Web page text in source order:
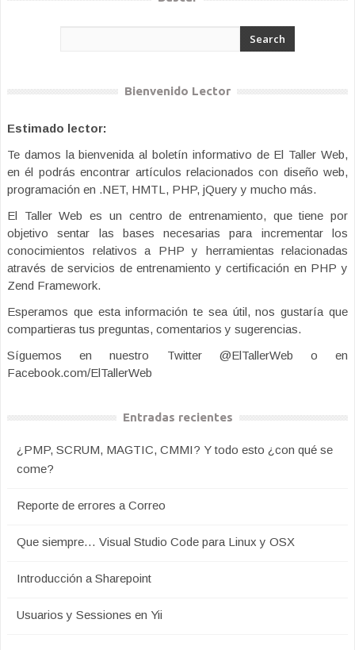
Bienvenido Lector
Estimado lector:
Te damos la bienvenida al boletín informativo de El Taller Web,
en él podrás encontrar artículos relacionados con diseño web,
programación en .NET, HMTL, PHP, jQuery y mucho más.
El Taller Web es un centro de entrenamiento, que tiene por
objetivo sentar las bases necesarias para incrementar los
conocimientos relativos a PHP y herramientas relacionadas
através de servicios de entrenamiento y certificación en PHP y
Zend Framework.
Esperamos que esta información te sea útil, nos gustaría que
compartieras tus preguntas, comentarios y sugerencias.
Síguemos en nuestro Twitter @ElTallerWeb o en
Facebook.com/ElTallerWeb
Entradas recientes
¿PMP, SCRUM, MAGTIC, CMMI? Y todo esto ¿con qué se
come?
Reporte de errores a Correo
Que siempre… Visual Studio Code para Linux y OSX
Introducción a Sharepoint
Usuarios y Sessiones en Yii